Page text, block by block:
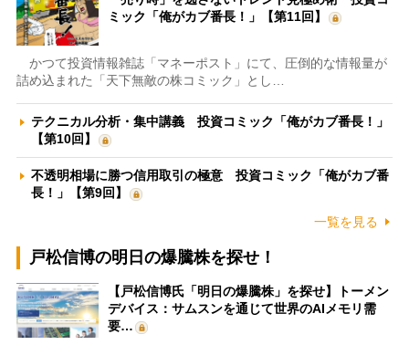
ミック「俺がカブ番長！」【第11回】
かつて投資情報雑誌「マネーポスト」にて、圧倒的な情報量が
詰め込まれた「天下無敵の株コミック」とし…
テクニカル分析・集中講義 投資コミック「俺がカブ番長！」
【第10回】
不透明相場に勝つ信用取引の極意 投資コミック「俺がカブ番
長！」【第9回】
一覧を見る
戸松信博の明日の爆騰株を探せ！
【戸松信博氏「明日の爆騰株」を探せ】トーメン
デバイス：サムスンを通じて世界のAIメモリ需
要…